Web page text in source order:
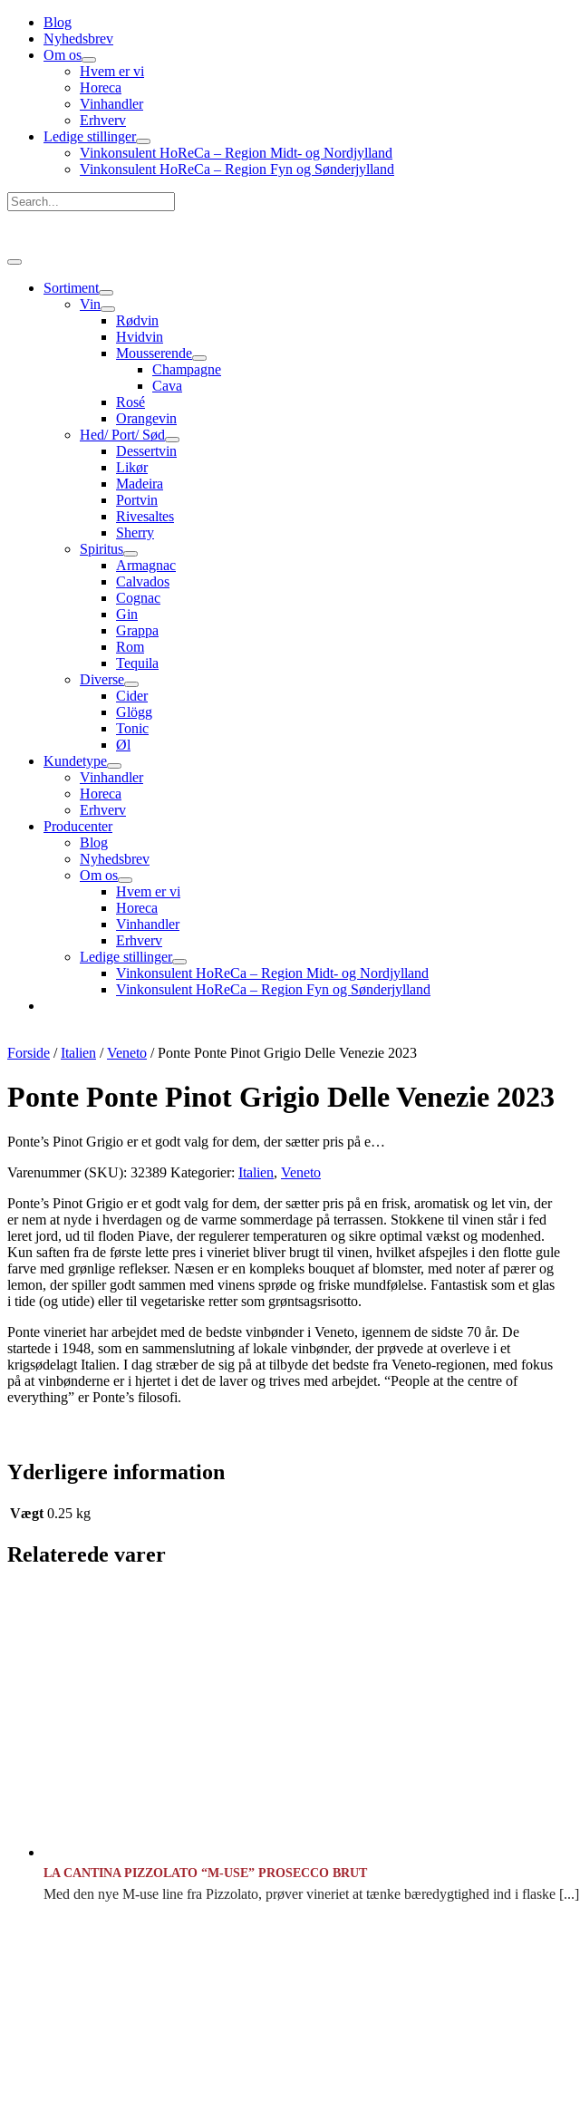
indholdet
Blog
Nyhedsbrev
Om os
Hvem er vi
Horeca
Vinhandler
Erhverv
Ledige stillinger
Vinkonsulent HoReCa – Region Midt- og Nordjylland
Vinkonsulent HoReCa – Region Fyn og Sønderjylland
Search...
Hovedmenu
Sortiment
Vin
Rødvin
Hvidvin
Mousserende
Champagne
Cava
Rosé
Orangevin
Hed/ Port/ Sød
Dessertvin
Likør
Madeira
Portvin
Rivesaltes
Sherry
Spiritus
Armagnac
Calvados
Cognac
Gin
Grappa
Rom
Tequila
Diverse
Cider
Glögg
Tonic
Øl
Kundetype
Vinhandler
Horeca
Erhverv
Producenter
Blog
Nyhedsbrev
Om os
Hvem er vi
Horeca
Vinhandler
Erhverv
Ledige stillinger
Vinkonsulent HoReCa – Region Midt- og Nordjylland
Vinkonsulent HoReCa – Region Fyn og Sønderjylland
Forside /Italien /Veneto / Ponte Ponte Pinot Grigio Delle Venezie 2023
Ponte Ponte Pinot Grigio Delle Venezie 2023
Ponte’s Pinot Grigio er et godt valg for dem, der sætter pris på e…
Varenummer (SKU): 32389 Kategorier: Italien, Veneto
Ponte’s Pinot Grigio er et godt valg for dem, der sætter pris på en frisk, aromatisk og let vin, der
er nem at nyde i hverdagen og de varme sommerdage på terrassen. Stokkene til vinen står i fed
leret jord, ud til floden Piave, der regulerer temperaturen og sikre optimal vækst og modenhed.
Kun saften fra de første lette pres i vineriet bliver brugt til vinen, hvilket afspejles i den flotte gule
farve med grønlige reflekser. Næsen er en kompleks bouquet af blomster, med noter af pærer og
lemon, der spiller godt sammen med vinens sprøde og friske mundfølelse. Fantastisk som et glas
i tide (og utide) eller til vegetariske retter som grøntsagsrisotto.
Ponte vineriet har arbejdet med de bedste vinbønder i Veneto, igennem de sidste 70 år. De
startede i 1948, som en sammenslutning af lokale vinbønder, der prøvede at overleve i et
krigsødelagt Italien. I dag stræber de sig på at tilbyde det bedste fra Veneto-regionen, med fokus
på at vinbønderne er i hjertet i det de laver og trives med arbejdet. “People at the centre of
everything” er Ponte’s filosofi.
Yderligere information
Vægt 0.25 kg
Relaterede varer
LA CANTINA PIZZOLATO “M-USE” PROSECCO BRUT
Med den nye M-use line fra Pizzolato, prøver vineriet at tænke bæredygtighed ind i flaske [...]